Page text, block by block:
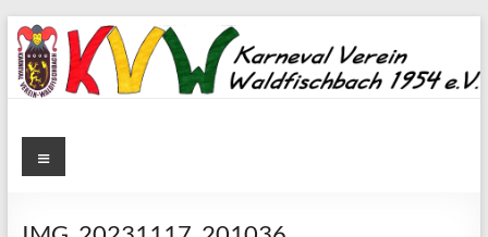
Zum
Inhalt
springen
Karneval
Menü